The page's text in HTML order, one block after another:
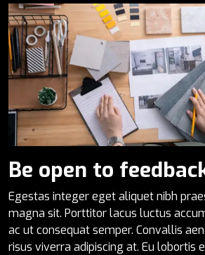
Be open to
Egestas integer eget aliquet nibh
magna sit. Porttitor lacus luctus
ac ut consequat semper. Convallis
risus viverra adipiscing at. Eu lobortis